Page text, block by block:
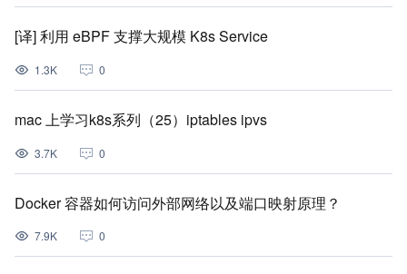
[译] 利用 eBPF 支撑大规模 K8s Service
1.3K 0
mac 上学习k8s系列（25）iptables ipvs
3.7K 0
Docker 容器如何访问外部网络以及端口映射原理？
7.9K 0